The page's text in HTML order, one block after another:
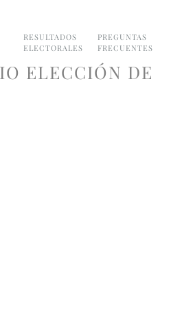
RESULTADOS
ELECTORALES
PREGUNTAS
FRECUENTES
ELECCIÓN DE